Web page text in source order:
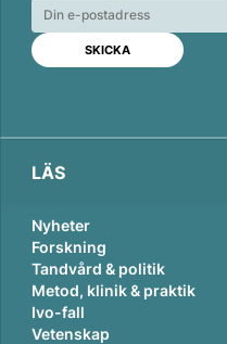
e
d
n
b
o
o
k
l
LÄS
Nyheter
Forskning
Tandvård & politik
Metod, klinik & praktik
Ivo-fall
Vetenskap